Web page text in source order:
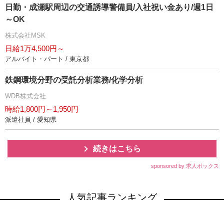
日勤・成瀬駅周辺の交通誘導警備員/入社祝い金あり/週1日
～OK
株式会社MSK
日給1万4,500円～
アルバイト・パート / 東京都
鉄鋼環境分野の受託分析業務/化学分析
WDB株式会社
時給1,800円～1,950円
派遣社員 / 愛知県
続きはこちら
sponsored by 求人ボックス
人気記事ランキング